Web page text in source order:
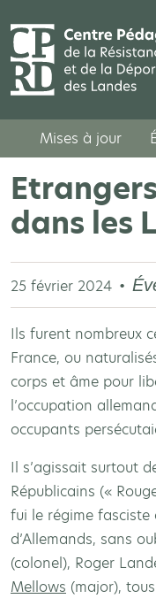
Mises à jour
dans les
25 février 2024
Ils furent nombreux
France, ou
corps et âme pour
l’occupation
occupants
Il s’agissait surtout
Républicains («
fui le régime fasciste
d’Allemands, sans
(colonel), Roger
Mellows (major),